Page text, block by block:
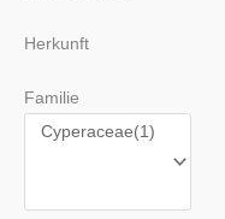
Herkunft
Familie